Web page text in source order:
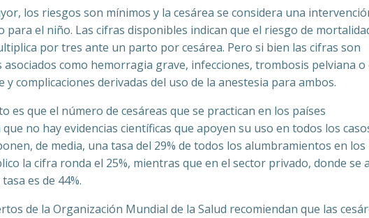
los riesgos son mínimos y la cesárea se considera una
el niño. Las cifras disponibles indican que el riesgo de
por tres ante un parto por cesárea. Pero si bien las cifras son
como hemorragia grave, infecciones, trombosis pelviana o
complicaciones derivadas del uso de la anestesia para ambos.
es que el número de cesáreas que se practican en los países
no hay evidencias científicas que apoyen su uso en todos los
de media, una tasa del 29% de todos los alumbramientos en los
la cifra ronda el 25%, mientras que en el sector privado, donde se
es de 44%.
de la Organización Mundial de la Salud recomiendan que las